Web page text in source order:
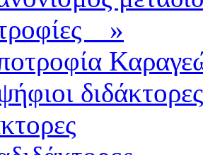
»
διδάκτορες